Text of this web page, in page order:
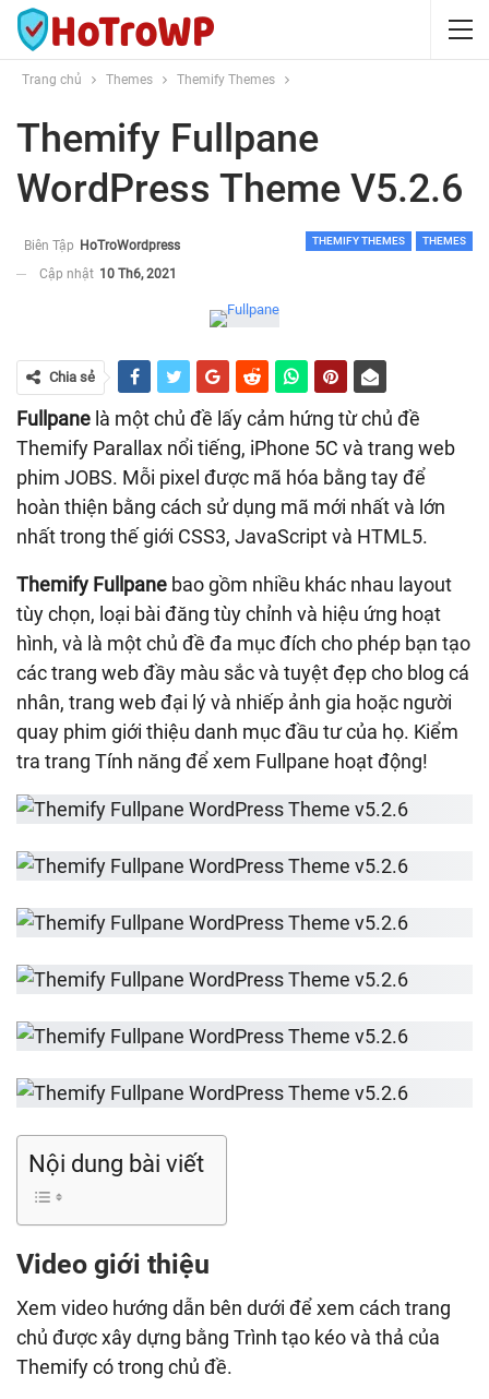
Trang chủ Themes Themify Themes
Themify Fullpane
WordPress Theme V5.2.6
THEMIFY THEMES THEMES
Biên Tập HoTroWordpress
Cập nhật 10 Th6, 2021
Chia sẻ
Fullpane là một chủ đề lấy cảm hứng từ chủ đề
Themify Parallax nổi tiếng, iPhone 5C và trang web
phim JOBS. Mỗi pixel được mã hóa bằng tay để
hoàn thiện bằng cách sử dụng mã mới nhất và lớn
nhất trong thế giới CSS3, JavaScript và HTML5.
Themify Fullpane bao gồm nhiều khác nhau layout
tùy chọn, loại bài đăng tùy chỉnh và hiệu ứng hoạt
hình, và là một chủ đề đa mục đích cho phép bạn tạo
các trang web đầy màu sắc và tuyệt đẹp cho blog cá
nhân, trang web đại lý và nhiếp ảnh gia hoặc người
quay phim giới thiệu danh mục đầu tư của họ. Kiểm
tra trang Tính năng để xem Fullpane hoạt động!
Nội dung bài viết
Video giới thiệu
Xem video hướng dẫn bên dưới để xem cách trang
chủ được xây dựng bằng Trình tạo kéo và thả của
Themify có trong chủ đề.